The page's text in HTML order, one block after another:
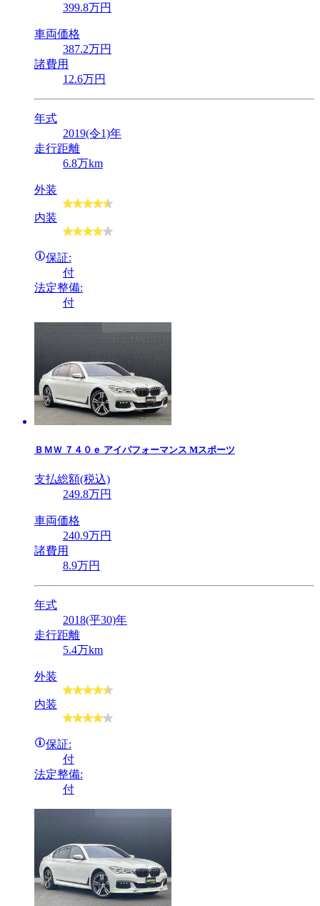
399.8万円
車両価格
387.2万円
諸費用
12.6万円
年式
2019(令1)年
走行距離
6.8万km
外装
内装
保証:
付
法定整備:
付
ＢＭＷ ７４０ｅ アイパフォーマンス Mスポーツ
支払総額(税込)
249.8万円
車両価格
240.9万円
諸費用
8.9万円
年式
2018(平30)年
走行距離
5.4万km
外装
内装
保証:
付
法定整備:
付